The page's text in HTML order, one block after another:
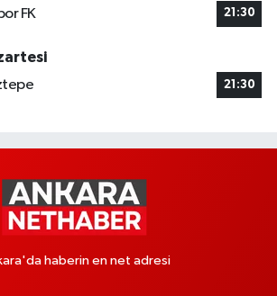
FK 21:30
21:30
haberin en net adresi